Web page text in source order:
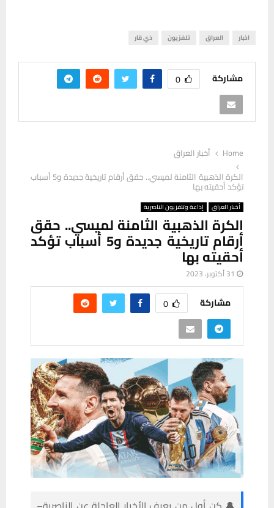
اخبار العراق تلفزيون ذي قار
مشاركة 0
Home
أخبار العراق
الكرة الذهبية الثامنة لميسي.. حقق أرقام تاريخية جديدة و5 أسباب
تؤكد أحقيته بها
أخبار العراق إذاعة وتلفزيون الناصرية
الكرة الذهبية الثامنة لميسي.. حقق
أرقام تاريخية جديدة و5 أسباب تؤكد
أحقيته بها
31 أكتوبر، 2023
مشاركة 0